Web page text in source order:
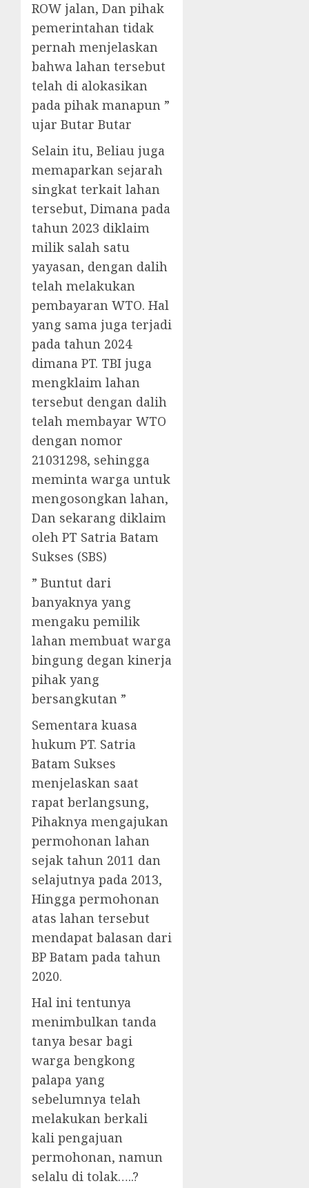
ROW jalan, Dan pihak
pemerintahan tidak
pernah menjelaskan
bahwa lahan tersebut
telah di alokasikan
pada pihak manapun ”
ujar Butar Butar
Selain itu, Beliau juga
memaparkan sejarah
singkat terkait lahan
tersebut, Dimana pada
tahun 2023 diklaim
milik salah satu
yayasan, dengan dalih
telah melakukan
pembayaran WTO. Hal
yang sama juga terjadi
pada tahun 2024
dimana PT. TBI juga
mengklaim lahan
tersebut dengan dalih
telah membayar WTO
dengan nomor
21031298, sehingga
meminta warga untuk
mengosongkan lahan,
Dan sekarang diklaim
oleh PT Satria Batam
Sukses (SBS)
” Buntut dari
banyaknya yang
mengaku pemilik
lahan membuat warga
bingung degan kinerja
pihak yang
bersangkutan ”
Sementara kuasa
hukum PT. Satria
Batam Sukses
menjelaskan saat
rapat berlangsung,
Pihaknya mengajukan
permohonan lahan
sejak tahun 2011 dan
selajutnya pada 2013,
Hingga permohonan
atas lahan tersebut
mendapat balasan dari
BP Batam pada tahun
2020.
Hal ini tentunya
menimbulkan tanda
tanya besar bagi
warga bengkong
palapa yang
sebelumnya telah
melakukan berkali
kali pengajuan
permohonan, namun
selalu di tolak…..?